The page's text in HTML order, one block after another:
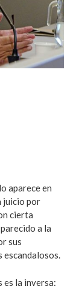
aparece en
juicio por
cierta
a la
sus
es la inversa: